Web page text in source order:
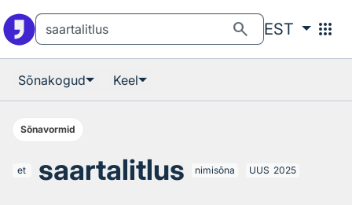
search EST apps
Sõnakogud Keel
Sõnavormid
et saartalitlus nimisõna UUS 2025